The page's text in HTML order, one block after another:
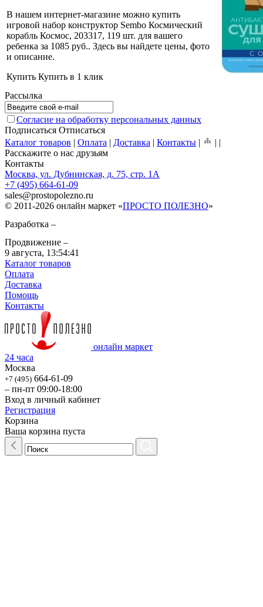
В нашем интернет-магазине можно купить
игровой набор конструктор Sembo Космический
корабль Космос, 203317, 119 шт. для вашего
ребенка за 1085 руб.. Здесь вы найдете цены, фото
и описание.
Купить Купить в 1 клик
Рассылка
Согласие на обработку персональных данных
Подписаться Отписаться
Каталог товаров | Оплата | Доставка | Контакты | | |
Расскажите о нас друзьям
Контакты
Москва, ул. Дубнинская, д. 75, стр. 1А
+7 (495) 664-61-09
sales@prostopolezno.ru
© 2011-2026 онлайн маркет «ПРОСТО ПОЛЕЗНО»
Разработка –
Продвижение –
9 августа, 13:54:41
Каталог товаров
Оплата
Доставка
Помощь
Контакты
онлайн маркет
24 часа
Москва
+7 (495) 664-61-09
– пн-пт 09:00-18:00
Вход в личный кабинет
Регистрация
Корзина
Ваша корзина пуста